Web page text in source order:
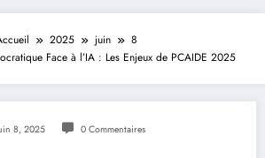
2025 juin
8
Face à l’IA : Les Enjeux de PCAIDE 2025
8, 2025 0 Commentaires